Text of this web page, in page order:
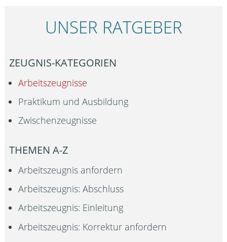
UNSER RATGEBER
ZEUGNIS-KATEGORIEN
Arbeitszeugnisse
Praktikum und Ausbildung
Zwischenzeugnisse
THEMEN A-Z
Arbeitszeugnis anfordern
Arbeitszeugnis: Abschluss
Arbeitszeugnis: Einleitung
Arbeitszeugnis: Korrektur anfordern